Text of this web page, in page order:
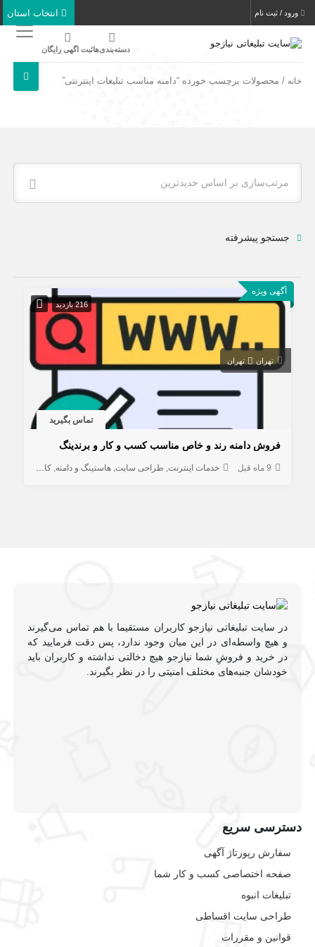
ورود / ثبت نام
دسته‌بندی‌هاثبت اگهی رایگان
خانه / محصولات برچسب خورده “دامنه مناسب تبلیغات اینترنتی”
مرتب‌سازی بر اساس جدیدترین
جستجو پیشرفته
آگهی ویژه
216 بازدید
تهران تهران
تماس بگیرید
فروش دامنه رند و خاص مناسب کسب و کار و برندینگ
9 ماه قبل خدمات اینترنت طراحی سایت هاستینگ و دامنه کامپیوتر و شبکه
در سایت تبلیغاتی نیازجو کاربران مستقیما با هم تماس می‌گیرند
و هیچ واسطه‌ای در این میان وجود ندارد، پس دقت فرمایید که
در خرید و فروشِ شما نیازجو هیچ دخالتی نداشته و کاربران باید
خودشان جنبه‌های مختلف امنیتی را در نظر بگیرند.
دسترسی سریع
سفارش رپورتاژ آگهی
صفحه اختصاصی کسب و کار شما
تبلیغات انبوه
طراحی سایت اقساطی
قوانین و مقررات